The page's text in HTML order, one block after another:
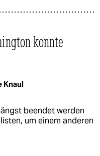
konnte
Knaul
beendet werden
um einem anderen